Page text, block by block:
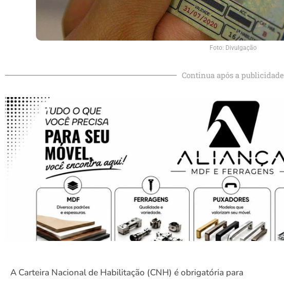
Foto: Divulgação
Continua após a publicidade
A Carteira Nacional de Habilitação (CNH) é obrigatória para